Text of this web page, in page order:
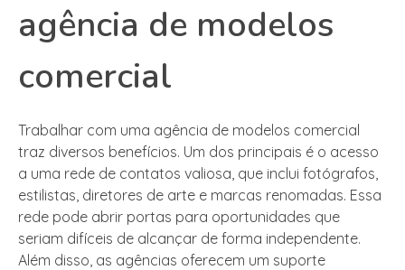
agência de modelos
comercial
Trabalhar com uma agência de modelos comercial
traz diversos benefícios. Um dos principais é o acesso
a uma rede de contatos valiosa, que inclui fotógrafos,
estilistas, diretores de arte e marcas renomadas. Essa
rede pode abrir portas para oportunidades que
seriam difíceis de alcançar de forma independente.
Além disso, as agências oferecem um suporte